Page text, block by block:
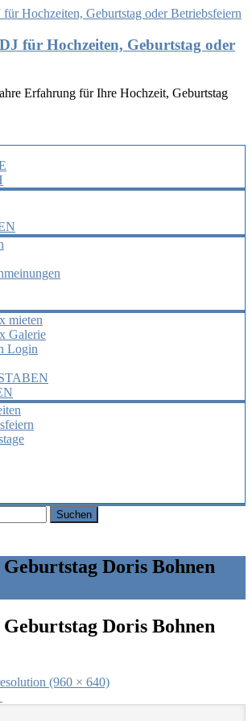
für Hochzeiten, Geburtstag oder
Erfahrung für Ihre Hochzeit, Geburtstag
mieten
Galerie
Login
Suchen
Doris Bohnen
Doris Bohnen
(960 × 640)